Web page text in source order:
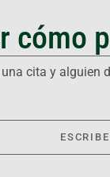
cómo
cita y alguien